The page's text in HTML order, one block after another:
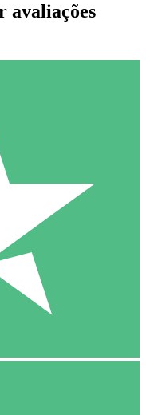
Individuais
de download. Sem
avaliações